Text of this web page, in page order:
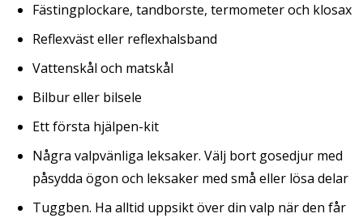
Fästingplockare, tandborste, termometer och klosax
Reflexväst eller reflexhalsband
Vattenskål och matskål
Bilbur eller bilsele
Ett första hjälpen-kit
Några valpvänliga leksaker. Välj bort gosedjur med
påsydda ögon och leksaker med små eller lösa delar
Tuggben. Ha alltid uppsikt över din valp när den får